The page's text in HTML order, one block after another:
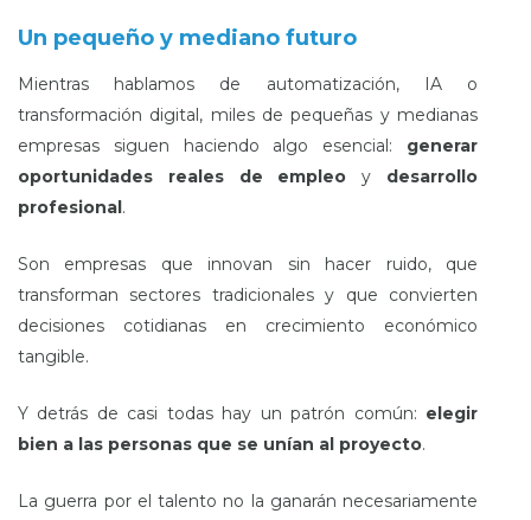
Un pequeño y mediano futuro
Mientras hablamos de automatización, IA o
transformación digital, miles de pequeñas y medianas
empresas siguen haciendo algo esencial: generar
oportunidades reales de empleo y desarrollo
profesional .
Son empresas que innovan sin hacer ruido, que
transforman sectores tradicionales y que convierten
decisiones cotidianas en crecimiento económico
tangible.
Y detrás de casi todas hay un patrón común: elegir
bien a las personas que se unían al proyecto.
La guerra por el talento no la ganarán necesariamente